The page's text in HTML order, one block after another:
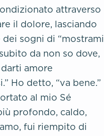
attraverso
il dolore, lasciando
sogni di “mostrami
da non so dove,
amore
Ho detto, “va bene.”
al mio Sé
profondo, caldo,
fui riempito di